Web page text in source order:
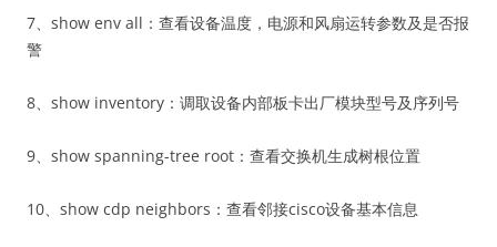
7、show env all：查看设备温度，电源和风扇运转参数及是否报
警
8、show inventory：调取设备内部板卡出厂模块型号及序列号
9、show spanning-tree root：查看交换机生成树根位置
10、show cdp neighbors：查看邻接cisco设备基本信息